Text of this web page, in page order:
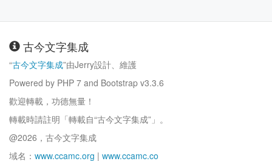
古今文字集成
“古今文字集成”由Jerry設計、維護
Powered by PHP 7 and Bootstrap v3.3.6
歡迎轉載，功德無量！
轉載時請註明「轉載自“古今文字集成”」。
@2026，古今文字集成
域名： www.ccamc.org | www.ccamc.co